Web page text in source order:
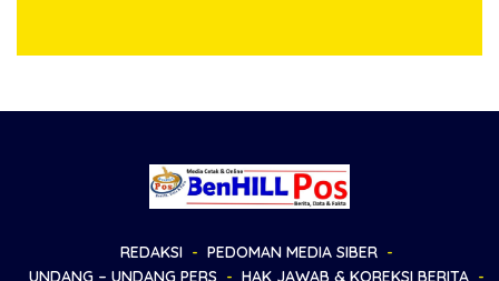
REDAKSI
PEDOMAN MEDIA SIBER
UNDANG – UNDANG PERS
HAK JAWAB & KOREKSI BERITA